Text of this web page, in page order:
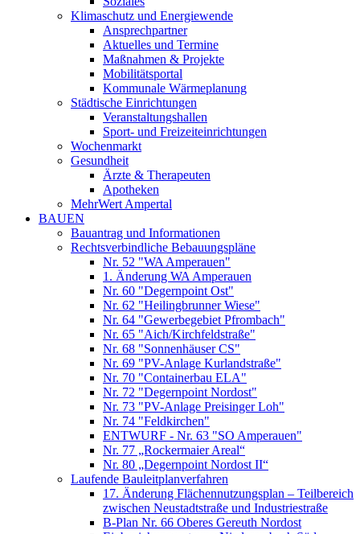
Klimaschutz und Energiewende
Ansprechpartner
Aktuelles und Termine
Maßnahmen & Projekte
Mobilitätsportal
Kommunale Wärmeplanung
Städtische Einrichtungen
Veranstaltungshallen
Sport- und Freizeiteinrichtungen
Wochenmarkt
Gesundheit
Ärzte & Therapeuten
Apotheken
MehrWert Ampertal
BAUEN
Bauantrag und Informationen
Rechtsverbindliche Bebauungspläne
Nr. 52 "WA Amperauen"
1. Änderung WA Amperauen
Nr. 60 "Degernpoint Ost"
Nr. 62 "Heilingbrunner Wiese"
Nr. 64 "Gewerbegebiet Pfrombach"
Nr. 65 "Aich/Kirchfeldstraße"
Nr. 68 "Sonnenhäuser CS"
Nr. 69 "PV-Anlage Kurlandstraße"
Nr. 70 "Containerbau ELA"
Nr. 72 "Degernpoint Nordost"
Nr. 73 "PV-Anlage Preisinger Loh"
Nr. 74 "Feldkirchen"
ENTWURF - Nr. 63 "SO Amperauen"
Nr. 77 „Rockermaier Areal“
Nr. 80 „Degernpoint Nordost II“
Laufende Bauleitplanverfahren
17. Änderung Flächennutzungsplan – Teilbereich
zwischen Neustadtstraße und Industriestraße
B-Plan Nr. 66 Oberes Gereuth Nordost